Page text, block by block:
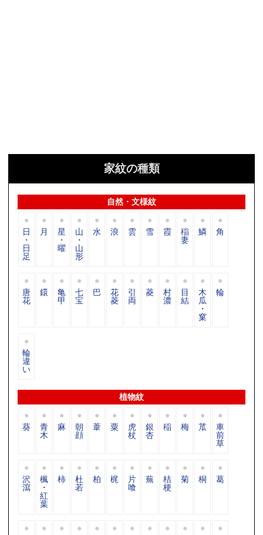
家紋の種類
自然・文様紋
日
・
日
足
月 星
・
曜
山
・
山
形
水 浪 雲 雪 霞 稲
妻
鱗 角
唐
花
鐶 亀
甲
七
宝
巴 花
菱
引
両
菱 村
濃
目
結
木
瓜
・
窠
輪
輪
違
い
植物紋
葵 青
木
麻 朝
顔
葦 粟 虎
杖
銀
杏
稲 梅 苽 車
前
草
沢
瀉
楓
・
紅
葉
柿 杜
若
柏 梶 片
喰
蕪 桔
梗
菊 桐 葛